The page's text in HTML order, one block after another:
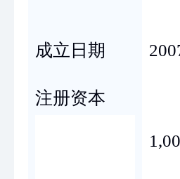
成立日期
注册资本